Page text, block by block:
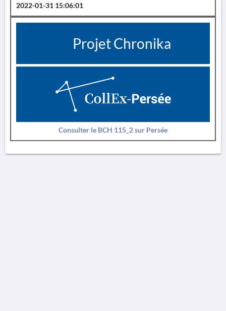
2022-01-31 15:06:01
Projet Chronika
Consulter le BCH 115_2 sur Persée